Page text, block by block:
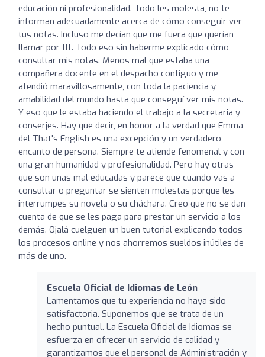
educación ni profesionalidad. Todo les molesta, no te
informan adecuadamente acerca de cómo conseguir ver
tus notas. Incluso me decían que me fuera que querían
llamar por tlf. Todo eso sin haberme explicado cómo
consultar mis notas. Menos mal que estaba una
compañera docente en el despacho contiguo y me
atendió maravillosamente, con toda la paciencia y
amabilidad del mundo hasta que conseguí ver mis notas.
Y eso que le estaba haciendo el trabajo a la secretaria y
conserjes. Hay que decir, en honor a la verdad que Emma
del That's English es una excepción y un verdadero
encanto de persona. Siempre te atiende fenomenal y con
una gran humanidad y profesionalidad. Pero hay otras
que son unas mal educadas y parece que cuando vas a
consultar o preguntar se sienten molestas porque les
interrumpes su novela o su cháchara. Creo que no se dan
cuenta de que se les paga para prestar un servicio a los
demás. Ojalá cuelguen un buen tutorial explicando todos
los procesos online y nos ahorremos sueldos inútiles de
más de uno.
Escuela Oficial de Idiomas de León
Lamentamos que tu experiencia no haya sido
satisfactoria. Suponemos que se trata de un
hecho puntual. La Escuela Oficial de Idiomas se
esfuerza en ofrecer un servicio de calidad y
garantizamos que el personal de Administración y